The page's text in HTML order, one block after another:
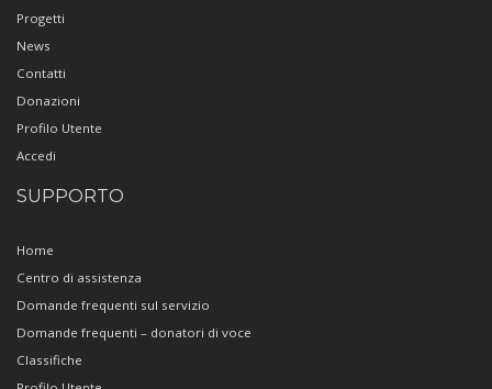
Progetti
News
Contatti
Donazioni
Profilo Utente
Accedi
SUPPORTO
Home
Centro di assistenza
Domande frequenti sul servizio
Domande frequenti – donatori di voce
Classifiche